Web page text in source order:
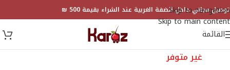
Skip to navigation
Skip to main content
توصيل مجاني داخل الضفة الغربية عند الشراء بقيمة 500 ₪
القائمة
غير متوفر